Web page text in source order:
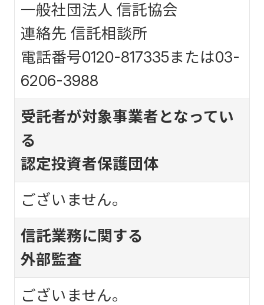
一般社団法人 信託協会
連絡先 信託相談所
電話番号0120-817335または03-
6206-3988
受託者が対象事業者となってい
る
認定投資者保護団体
ございません。
信託業務に関する
外部監査
ございません。